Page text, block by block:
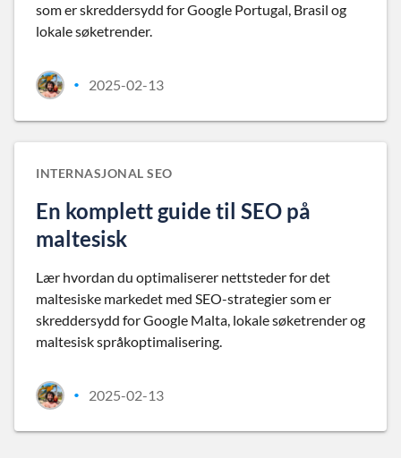
som er skreddersydd for Google Portugal, Brasil og
lokale søketrender.
• 2025-02-13
INTERNASJONAL SEO
En komplett guide til SEO på
maltesisk
Lær hvordan du optimaliserer nettsteder for det
maltesiske markedet med SEO-strategier som er
skreddersydd for Google Malta, lokale søketrender og
maltesisk språkoptimalisering.
• 2025-02-13